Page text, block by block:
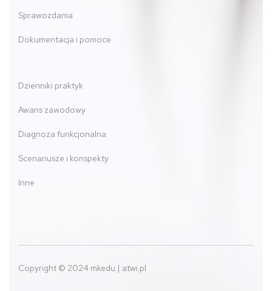
Sprawozdania
Dokumentacja i pomoce
Dzienniki praktyk
Awans zawodowy
Diagnoza funkcjonalna
Scenariusze i konspekty
Inne
Copyright © 2024 mkedu | atwi.pl